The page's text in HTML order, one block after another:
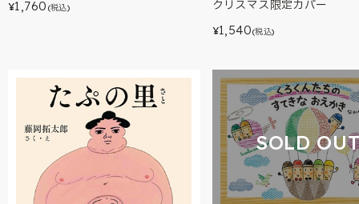
¥1,760 (税込) クリスマス限定カバー
¥1,540(税込)
SOLD